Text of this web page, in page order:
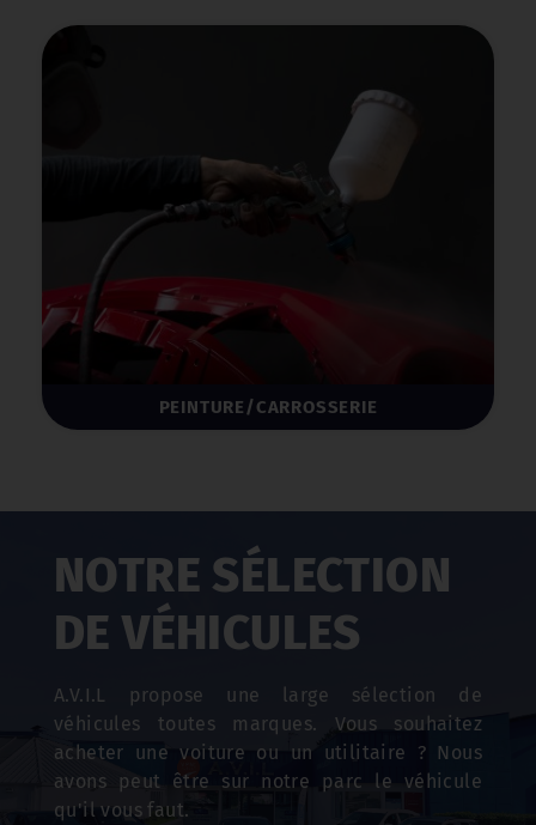
PEINTURE/CARROSSERIE
NOTRE SÉLECTION
DE VÉHICULES
A.V.I.L propose une large sélection de
véhicules toutes marques. Vous souhaitez
acheter une voiture ou un utilitaire ? Nous
avons peut être sur notre parc le véhicule
qu'il vous faut.